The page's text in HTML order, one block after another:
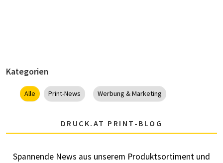
Kategorien
Alle Print-News Werbung & Marketing
DRUCK.AT PRINT-BLOG
Spannende News aus unserem Produktsortiment und